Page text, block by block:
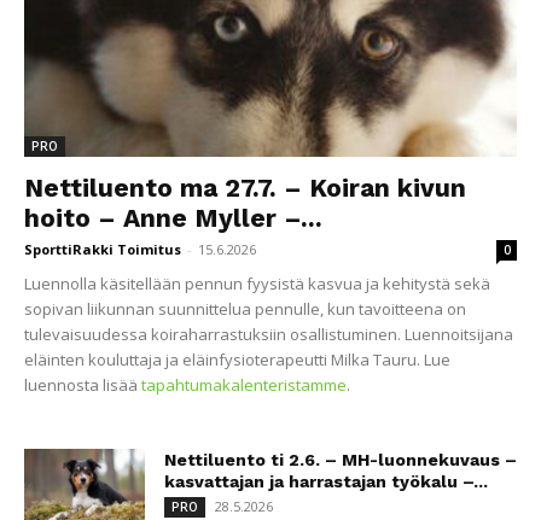
PRO
Nettiluento ma 27.7. – Koiran kivun
hoito – Anne Myller –...
SporttiRakki Toimitus - 15.6.2026 0
Luennolla käsitellään pennun fyysistä kasvua ja kehitystä sekä
sopivan liikunnan suunnittelua pennulle, kun tavoitteena on
tulevaisuudessa koiraharrastuksiin osallistuminen. Luennoitsijana
eläinten kouluttaja ja eläinfysioterapeutti Milka Tauru. Lue
luennosta lisää tapahtumakalenteristamme.
Nettiluento ti 2.6. – MH-luonnekuvaus –
kasvattajan ja harrastajan työkalu –...
PRO 28.5.2026